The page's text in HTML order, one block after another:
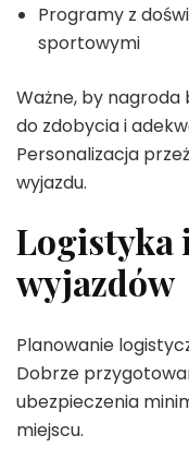
Programy z
sportowymi
Ważne, by nagroda
do zdobycia i
Personalizacja
wyjazdu.
Logistyka
wyjazdów
Planowanie
Dobrze
ubezpieczenia
miejscu.